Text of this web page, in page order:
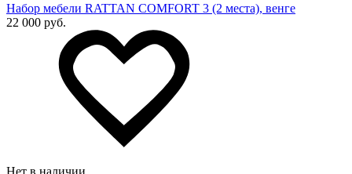
Набор мебели RATTAN COMFORT 3 (2 места), венге
22 000 руб.
Нет в наличии